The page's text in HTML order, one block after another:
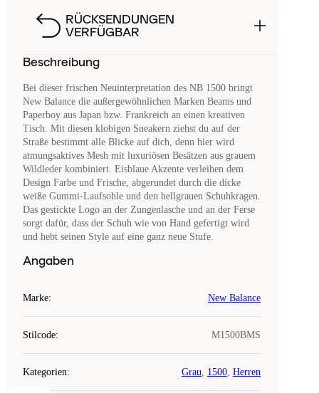
RÜCKSENDUNGEN
VERFÜGBAR
Beschreibung
Bei dieser frischen Neuinterpretation des NB 1500 bringt
New Balance die außergewöhnlichen Marken Beams und
Paperboy aus Japan bzw. Frankreich an einen kreativen
Tisch. Mit diesen klobigen Sneakern ziehst du auf der
Straße bestimmt alle Blicke auf dich, denn hier wird
atmungsaktives Mesh mit luxuriösen Besätzen aus grauem
Wildleder kombiniert. Eisblaue Akzente verleihen dem
Design Farbe und Frische, abgerundet durch die dicke
weiße Gummi-Laufsohle und den hellgrauen Schuhkragen.
Das gestickte Logo an der Zungenlasche und an der Ferse
sorgt dafür, dass der Schuh wie von Hand gefertigt wird
und hebt seinen Style auf eine ganz neue Stufe.
Angaben
Marke: New Balance
Stilcode: M1500BMS
Kategorien: Grau, 1500, Herren